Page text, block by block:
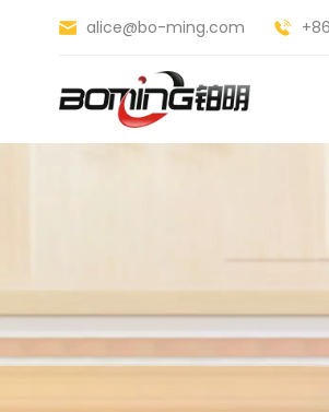
alice@bo-ming.com